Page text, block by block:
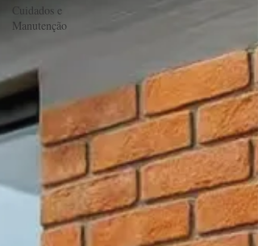
Cuidados e
Manutenção